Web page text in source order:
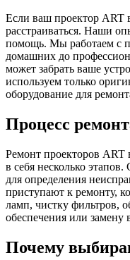
Если ваш проектор ART
расстраиваться. Наши
помощь. Мы работаем с
домашних до
может забрать ваше
используем только
оборудование для
Процесс
Ремонт проекторов ART
в себя несколько
для определения
приступают к ремонту,
ламп, чистку фильтров,
обеспечения или
Почему